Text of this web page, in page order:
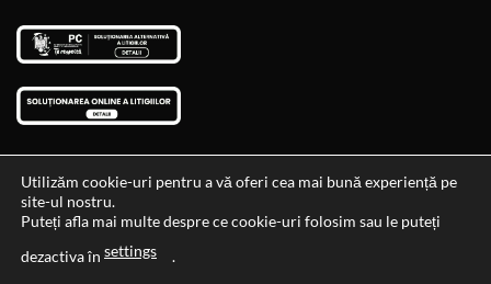
Data si ora ultimei actualizari al stocului si ale preturilor: 29-12-
Utilizăm cookie-uri pentru a vă oferi cea mai bună experiență pe
site-ul nostru.
Puteți afla mai multe despre ce cookie-uri folosim sau le puteți
dezactiva în settings .